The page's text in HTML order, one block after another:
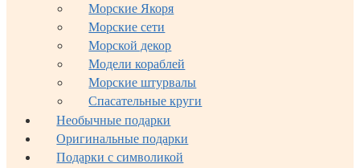
Морские Якоря
Морские сети
Морской декор
Модели кораблей
Морские штурвалы
Спасательные круги
Необычные подарки
Оригинальные подарки
Подарки с символикой